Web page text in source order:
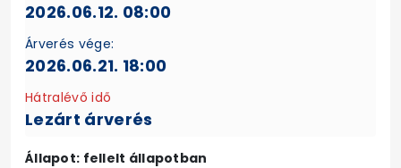
2026.06.12. 08:00
Árverés vége:
2026.06.21. 18:00
Hátralévő idő
Lezárt árverés
Állapot: fellelt állapotban